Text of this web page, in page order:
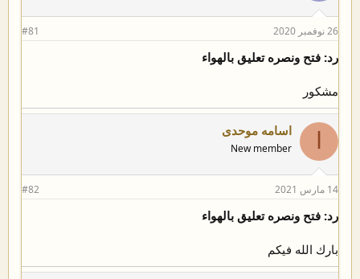
و
ض
ع
ب
26 نوفمبر 2020 #81
رد: فتح ونصره تعليق بالهواء
مشکور
اسامه موحدی
New member
14 مارس 2021 #82
رد: فتح ونصره تعليق بالهواء
بارك الله فيكم